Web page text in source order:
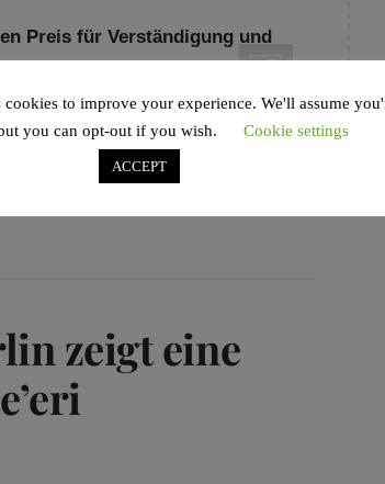
Preis für Verstän­digung und
aller­dings nicht sein.
zeigt eine
cookies to improve your experience. We'll assume
you can opt-out if you wish.
Cookie settings
ACCEPT